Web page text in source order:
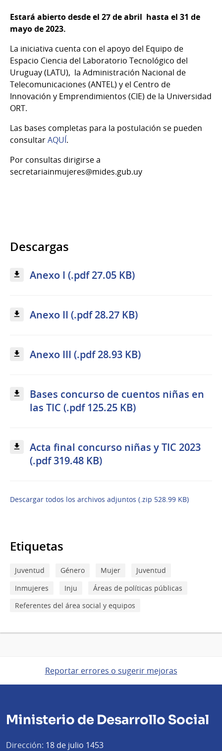
Estará abierto desde el 27 de abril hasta el 31 de
mayo de 2023.
La iniciativa cuenta con el apoyo del Equipo de
Espacio Ciencia del Laboratorio Tecnológico del
Uruguay (LATU), la Administración Nacional de
Telecomunicaciones (ANTEL) y el Centro de
Innovación y Emprendimientos (CIE) de la Universidad
ORT.
Las bases completas para la postulación se pueden
consultarAQUÍ.
Por consultas dirigirse a
secretariainmujeres@mides.gub.uy
Descargas
Anexo I (.pdf 27.05 KB)
Anexo II (.pdf 28.27 KB)
Anexo III (.pdf 28.93 KB)
Bases concurso de cuentos niñas en
las TIC (.pdf 125.25 KB)
Acta final concurso niñas y TIC 2023
(.pdf 319.48 KB)
Descargar todos los archivos adjuntos (.zip 528.99 KB)
Etiquetas
Juventud Género Mujer
Juventud
Inmujeres
Inju
Áreas de políticas públicas
Referentes del área social y equipos
Reportar errores o sugerir mejoras
Ministerio de Desarrollo Social
Dirección: 18 de julio 1453